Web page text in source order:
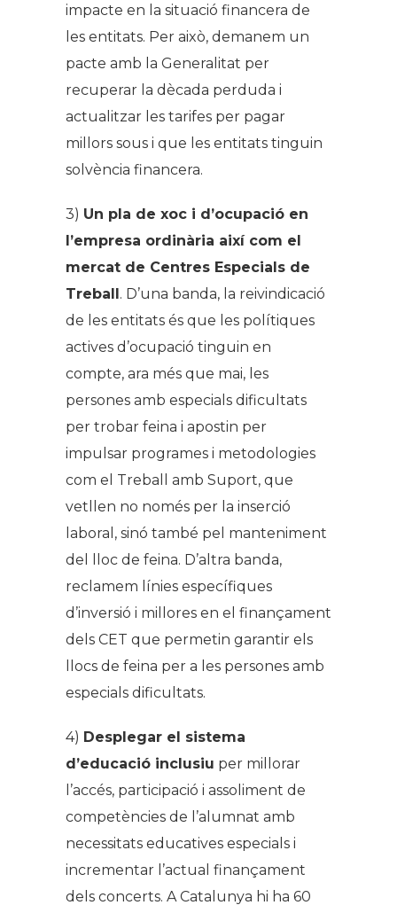
impacte en la situació financera de
les entitats. Per això, demanem un
pacte amb la Generalitat per
recuperar la dècada perduda i
actualitzar les tarifes per pagar
millors sous i que les entitats tinguin
solvència financera.
3) Un pla de xoc i d’ocupació en
l’empresa ordinària així com el
mercat de Centres Especials de
Treball. D’una banda, la reivindicació
de les entitats és que les polítiques
actives d’ocupació tinguin en
compte, ara més que mai, les
persones amb especials dificultats
per trobar feina i apostin per
impulsar programes i metodologies
com el Treball amb Suport, que
vetllen no només per la inserció
laboral, sinó també pel manteniment
del lloc de feina. D’altra banda,
reclamem línies específiques
d’inversió i millores en el finançament
dels CET que permetin garantir els
llocs de feina per a les persones amb
especials dificultats.
4) Desplegar el sistema
d’educació inclusiu per millorar
l’accés, participació i assoliment de
competències de l’alumnat amb
necessitats educatives especials i
incrementar l’actual finançament
dels concerts. A Catalunya hi ha 60